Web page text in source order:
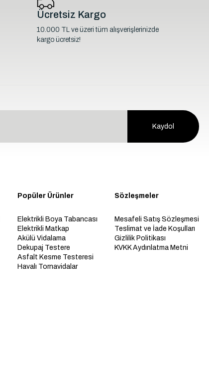
Ücretsiz Kargo
10.000 TL ve üzeri tüm alışverişlerinizde
kargo ücretsiz!
Kaydol
Popüler Ürünler
Elektrikli Boya Tabancası
Elektrikli Matkap
Akülü Vidalama
Dekupaj Testere
Asfalt Kesme Testeresi
Havalı Tornavidalar
Sözleşmeler
Mesafeli Satış Sözleşmesi
Teslimat ve İade Koşulları
Gizlilik Politikası
KVKK Aydınlatma Metni